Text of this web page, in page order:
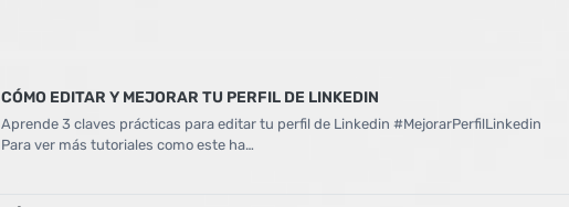
CÓMO EDITAR Y MEJORAR TU PERFIL DE LINKEDIN
Aprende 3 claves prácticas para editar tu perfil de Linkedin #MejorarPerfilLinkedin
Para ver más tutoriales como este ha…